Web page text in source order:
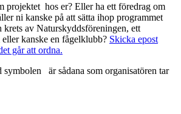
projektet hos er? Eller ha ett föredrag om
ni kanske på att sätta ihop programmet
krets av Naturskyddsföreningen, ett
kanske en fågelklubb? Skicka epost
går att ordna.
symbolen
är sådana som organisatören tar